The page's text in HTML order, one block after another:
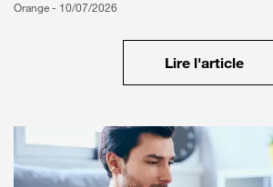
Orange - 10/07/2026
Lire l'article